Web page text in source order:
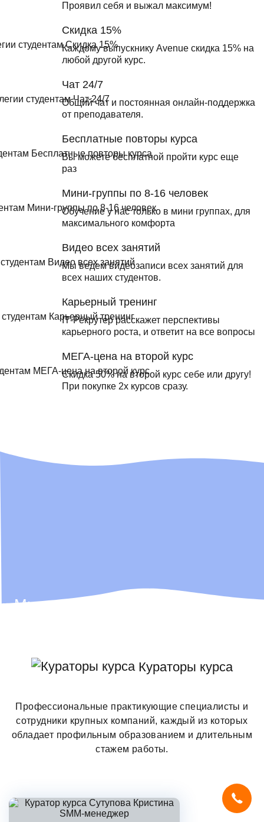
Проявил себя и выжал максимум!
Скидка 15%
Каждому выпускнику Avenue скидка 15% на
любой другой курс.
Чат 24/7
Общий чат и постоянная онлайн-поддержка
от преподавателя.
Бесплатные повторы курса
Вы можете бесплатной пройти курс еще
раз
Мини-группы по 8-16 человек
Обучение у нас только в мини группах, для
максимального комфорта
Видео всех занятий
Мы ведем видеозаписи всех занятий для
всех наших студентов.
Карьерный тренинг
IТ-Рекрутер расскажет перспективы
карьерного роста, и ответит на все вопросы
МЕГА-цена на второй курс
Скидка 50% на второй курс себе или другу!
При покупке 2х курсов сразу.
Мы не просто ІТ-школа, мы — ІТ-
мы иногда забираем себе в команду
🫶
Кураторы курса
Профессиональные практикующие специалисты и
сотрудники крупных компаний, каждый из которых
обладает профильным образованием и длительным
стажем работы.
Продолжая, вы принимаете условия.